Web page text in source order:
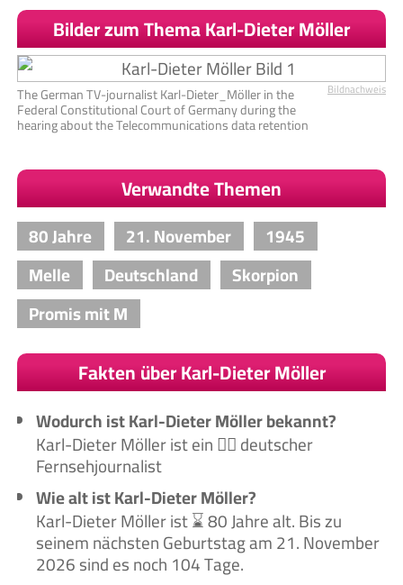
Bilder zum Thema Karl-Dieter Möller
Bildnachweis
The German TV-journalist Karl-Dieter_Möller in the
Federal Constitutional Court of Germany during the
hearing about the Telecommunications data retention
Verwandte Themen
80 Jahre 21. November
1945
Melle
Deutschland
Skorpion
Promis mit M
Fakten über Karl-Dieter Möller
Wodurch ist Karl-Dieter Möller bekannt?
Karl-Dieter Möller ist ein 🙋‍♂️ deutscher
Fernsehjournalist
Wie alt ist Karl-Dieter Möller?
Karl-Dieter Möller ist ⌛ 80 Jahre alt. Bis zu
seinem nächsten Geburtstag am 21. November
2026 sind es noch 104 Tage.